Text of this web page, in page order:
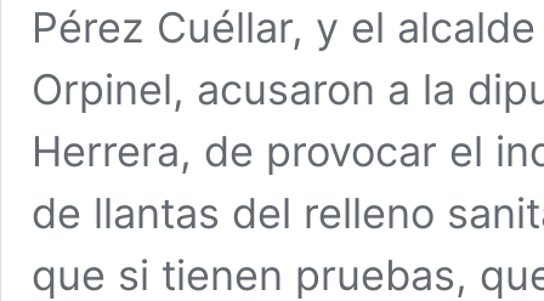
Pérez Cuéllar, y el
Orpinel, acusaron a la
Herrera, de provocar el
de llantas del relleno
que si tienen pruebas,